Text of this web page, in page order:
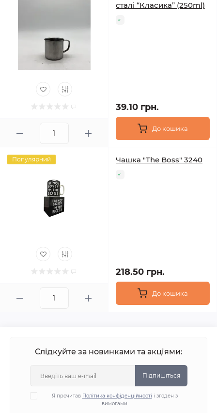
сталі “Класика” (250ml)
39.10 грн.
До кошика
Популярний Чашка "The Boss" 3240
218.50 грн.
До кошика
Слідкуйте за новинками та акціями:
Підпишіться
Я прочитав Політика конфіденційності і згоден з
вимогами